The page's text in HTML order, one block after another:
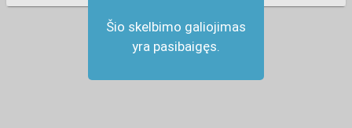
Šio skelbimo galiojimas
yra pasibaigęs.